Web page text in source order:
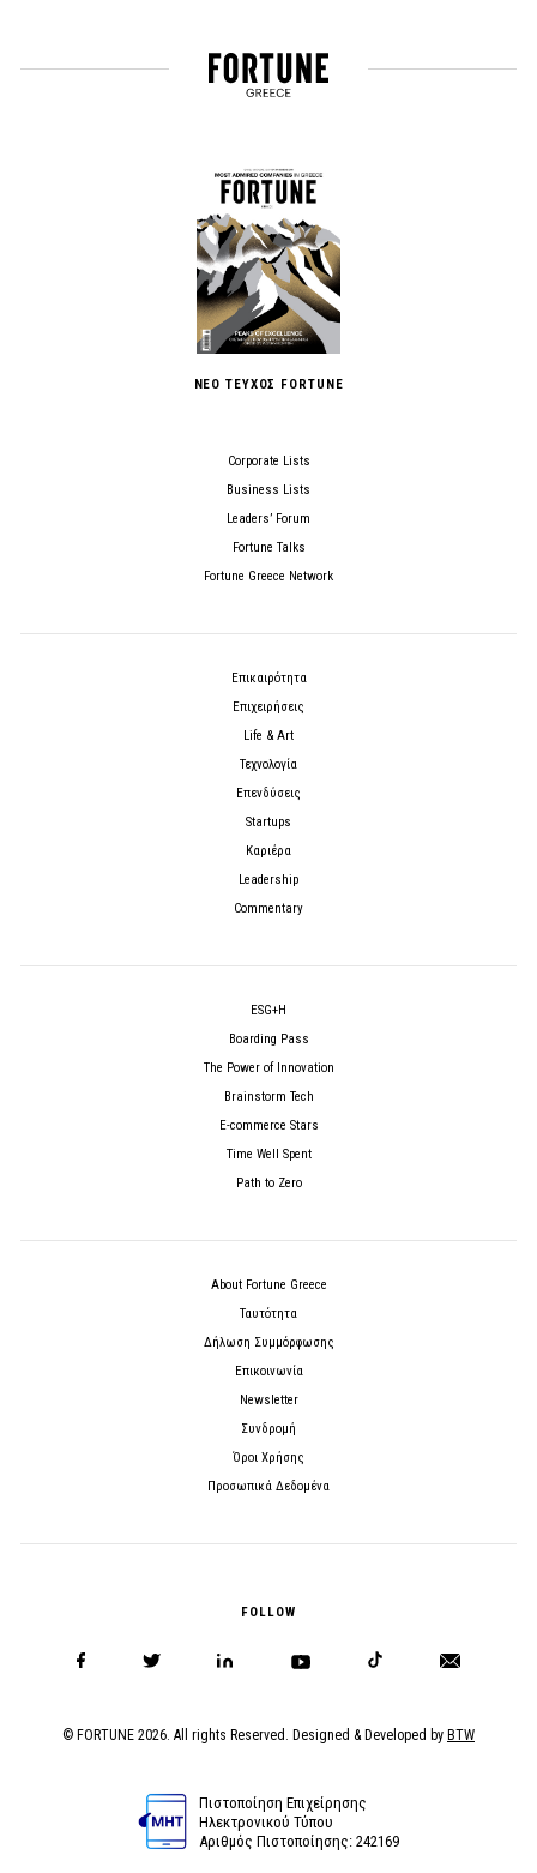
ΝΕΟ ΤΕΥΧΟΣ FORTUNE
Corporate Lists
Business Lists
Leaders’ Forum
Fortune Talks
Fortune Greece Network
Επικαιρότητα
Επιχειρήσεις
Life & Art
Τεχνολογία
Επενδύσεις
Startups
Καριέρα
Leadership
Commentary
ESG+H
Boarding Pass
The Power of Innovation
Brainstorm Tech
E-commerce Stars
Time Well Spent
Path to Zero
About Fortune Greece
Ταυτότητα
Δήλωση Συμμόρφωσης
Επικοινωνία
Newsletter
Συνδρομή
Όροι Χρήσης
Προσωπικά Δεδομένα
FOLLOW
© FORTUNE 2026. All rights Reserved. Designed & Developed by BTW
Πιστοποίηση Επιχείρησης
Ηλεκτρονικού Τύπου
Αριθμός Πιστοποίησης: 242169